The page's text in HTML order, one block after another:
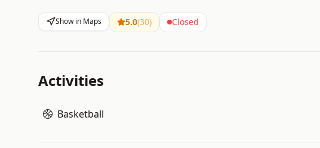
Show in Maps 5.0(30) Closed
Activities
Basketball